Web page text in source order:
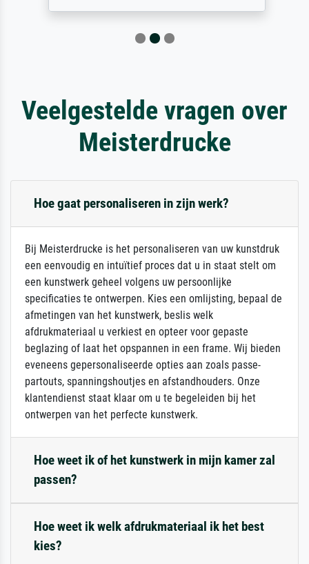
Veelgestelde vragen over
Meisterdrucke
Hoe gaat personaliseren in zijn werk?
Bij Meisterdrucke is het personaliseren van uw kunstdruk
een eenvoudig en intuïtief proces dat u in staat stelt om
een kunstwerk geheel volgens uw persoonlijke
specificaties te ontwerpen. Kies een omlijsting, bepaal de
afmetingen van het kunstwerk, beslis welk
afdrukmateriaal u verkiest en opteer voor gepaste
beglazing of laat het opspannen in een frame. Wij bieden
eveneens gepersonaliseerde opties aan zoals passe-
partouts, spanningshoutjes en afstandhouders. Onze
klantendienst staat klaar om u te begeleiden bij het
ontwerpen van het perfecte kunstwerk.
Hoe weet ik of het kunstwerk in mijn kamer zal
passen?
Hoe weet ik welk afdrukmateriaal ik het best
kies?